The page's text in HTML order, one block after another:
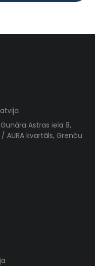
Astras iela 8,
/ AURA kvartāls, Grenču